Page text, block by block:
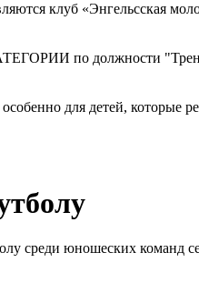
клуб «Энгельсская
по должности
для детей, которые
среди юношеских команд